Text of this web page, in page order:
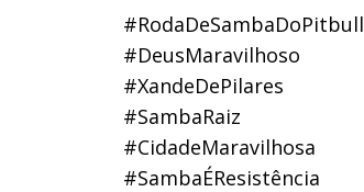
#RodaDeSambaDoPitbull
#DeusMaravilhoso
#XandeDePilares
#SambaRaiz
#CidadeMaravilhosa
#SambaÉResistência